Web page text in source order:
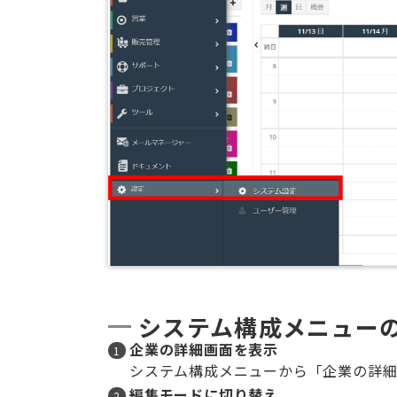
システム構成メニュー
企業の詳細画面を表示
システム構成メニューから「企業の詳